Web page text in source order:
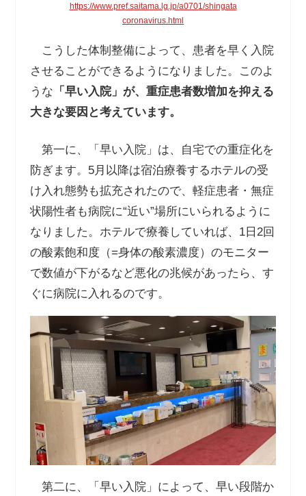
https://www.pref.saitama.lg.jp/a0701/shingata
coronavirus.html
こうした体制整備によって、患者を早く入院
させることができるようになりました。このよ
うな 「早い入院」が、重症患者数増加を抑える
大きな要因と考えています。
第一に、「早い入院」は、自宅での重症化を
防ぎます。5月以降は宿泊療養するホテルの受
け入れ態勢も拡充されたので、軽症患者・無症
状陽性者も病院に“近い”場所にいられるように
なりました。ホテルで療養していれば、1日2回
の酸素飽和度（=身体の酸素濃度）のモニター
で数値が下がるなど悪化の兆候があったら、す
ぐに病院に入れるのです。
第二に、「早い入院」によって、早い段階か